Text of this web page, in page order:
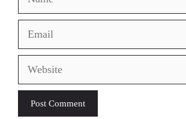
Email
Website